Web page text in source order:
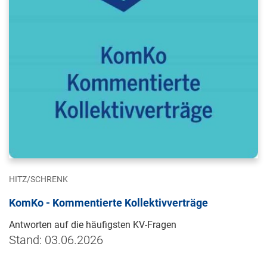
HITZ/SCHRENK
KomKo - Kommentierte Kollektivverträge
Antworten auf die häufigsten KV-Fragen
Stand: 03.06.2026